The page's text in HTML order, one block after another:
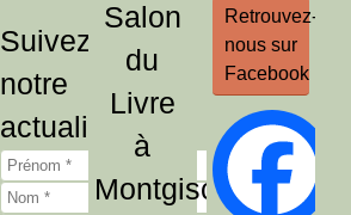
Suivez
notre
actualité
Salon
du
Livre
à
Montgiscard,
Retrouvez-
nous sur
Facebook